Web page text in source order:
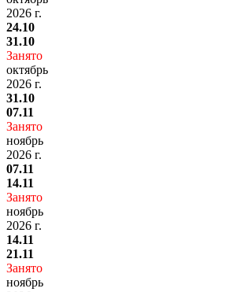
2026 г.
24.10
31.10
Занято
октябрь
2026 г.
31.10
07.11
Занято
ноябрь
2026 г.
07.11
14.11
Занято
ноябрь
2026 г.
14.11
21.11
Занято
ноябрь